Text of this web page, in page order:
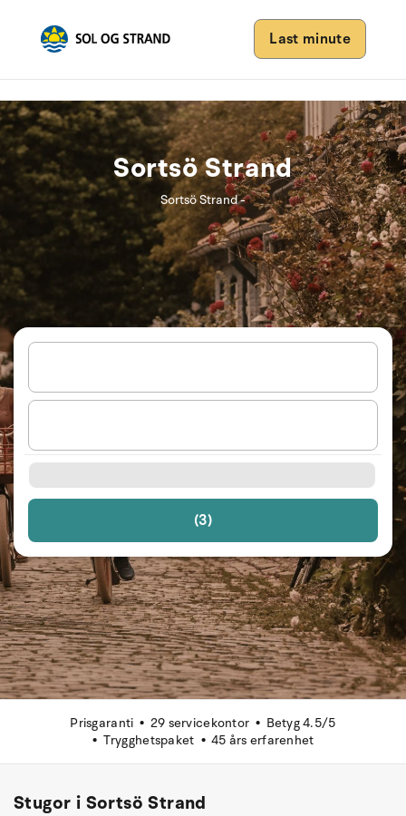
Last minute
(3)
Sortsö Strand
Sortsö Strand -
Prisgaranti 29 servicekontor
Betyg 4.5/5
Trygghetspaket
45 års erfarenhet
Stugor i Sortsö Strand